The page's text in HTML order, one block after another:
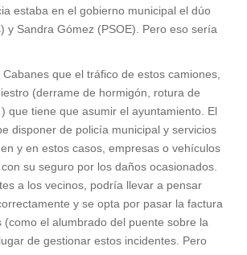
estaba en el gobierno municipal el dúo
y Sandra Gómez (PSOE). Pero eso sería
que el tráfico de estos camiones,
(derrame de hormigón, rotura de
que tiene que asumir el ayuntamiento. El
disponer de policía municipal y servicios
y en estos casos, empresas o vehículos
su seguro por los daños ocasionados.
a los vecinos, podría llevar a pensar
y se opta por pasar la factura
(como el alumbrado del puente sobre la
de gestionar estos incidentes. Pero